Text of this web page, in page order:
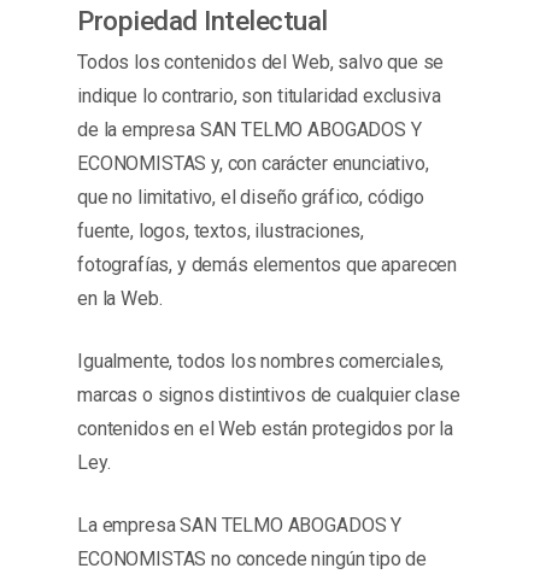
Propiedad Intelectual
Todos los contenidos del Web, salvo que se
indique lo contrario, son titularidad exclusiva
de la empresa SAN TELMO ABOGADOS Y
ECONOMISTAS y, con carácter enunciativo,
que no limitativo, el diseño gráfico, código
fuente, logos, textos, ilustraciones,
fotografías, y demás elementos que aparecen
en la Web.
Igualmente, todos los nombres comerciales,
marcas o signos distintivos de cualquier clase
contenidos en el Web están protegidos por la
Ley.
La empresa SAN TELMO ABOGADOS Y
ECONOMISTAS no concede ningún tipo de